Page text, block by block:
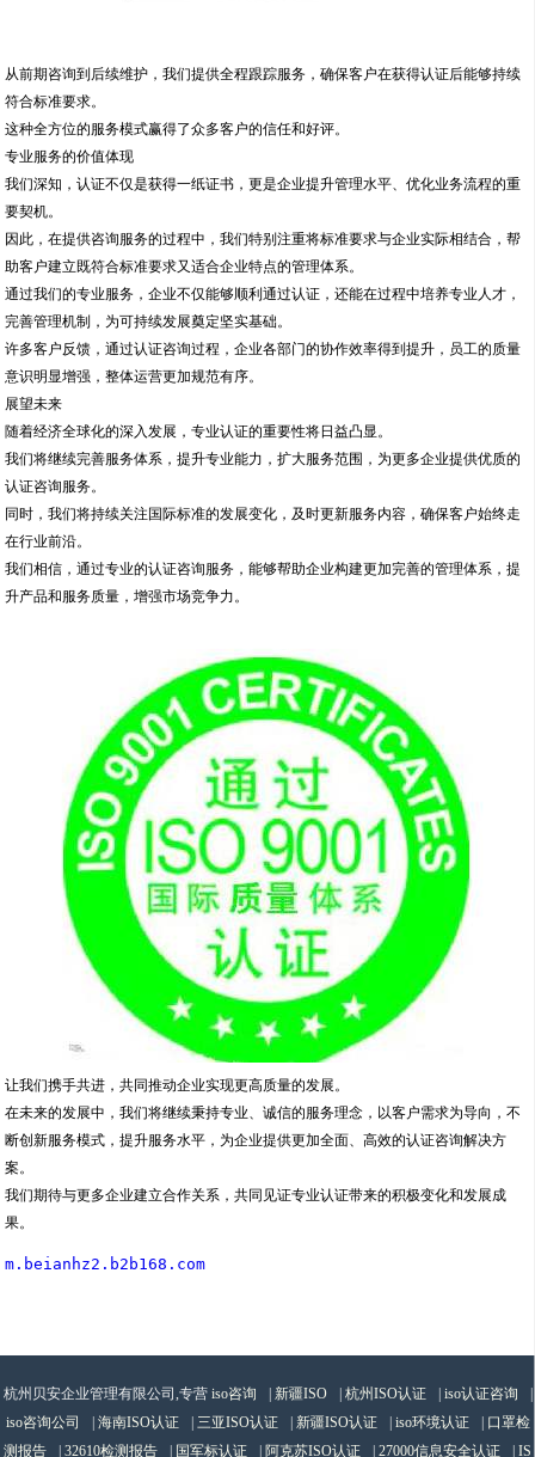
从前期咨询到后续维护，我们提供全程跟踪服务，确保客户在获得认证后能够持续
符合标准要求。
这种全方位的服务模式赢得了众多客户的信任和好评。
专业服务的价值体现
我们深知，认证不仅是获得一纸证书，更是企业提升管理水平、优化业务流程的重
要契机。
因此，在提供咨询服务的过程中，我们特别注重将标准要求与企业实际相结合，帮
助客户建立既符合标准要求又适合企业特点的管理体系。
通过我们的专业服务，企业不仅能够顺利通过认证，还能在过程中培养专业人才，
完善管理机制，为可持续发展奠定坚实基础。
许多客户反馈，通过认证咨询过程，企业各部门的协作效率得到提升，员工的质量
意识明显增强，整体运营更加规范有序。
展望未来
随着经济全球化的深入发展，专业认证的重要性将日益凸显。
我们将继续完善服务体系，提升专业能力，扩大服务范围，为更多企业提供优质的
认证咨询服务。
同时，我们将持续关注国际标准的发展变化，及时更新服务内容，确保客户始终走
在行业前沿。
我们相信，通过专业的认证咨询服务，能够帮助企业构建更加完善的管理体系，提
升产品和服务质量，增强市场竞争力。
让我们携手共进，共同推动企业实现更高质量的发展。
在未来的发展中，我们将继续秉持专业、诚信的服务理念，以客户需求为导向，不
断创新服务模式，提升服务水平，为企业提供更加全面、高效的认证咨询解决方
案。
我们期待与更多企业建立合作关系，共同见证专业认证带来的积极变化和发展成
果。
m.beianhz2.b2b168.com
杭州贝安企业管理有限公司,专营 iso咨询 新疆ISO 杭州ISO认证 iso认证咨询
iso咨询公司
海南ISO认证 三亚ISO认证 新疆ISO认证 iso环境认证
口罩检
测报告
32610检测报告 国军标认证 阿克苏ISO认证 27000信息安全认证 IS